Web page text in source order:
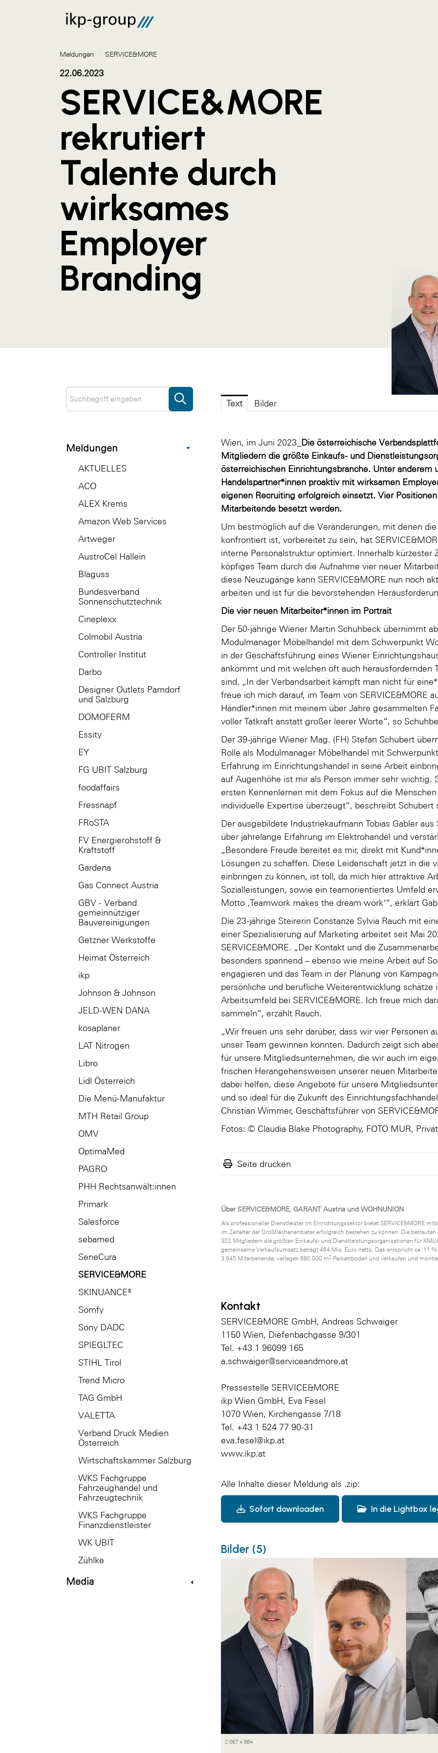
Meldungen
AKTUELLES
ACO
ALEX Krems
Amazon Web Services
Artweger
AustroCel Hallein
Blaguss
Bundesverband
Sonnenschutztechnik
Cineplexx
Colmobil Austria
Controller Institut
Darbo
Designer Outlets Parndorf
und Salzburg
DOMOFERM
Essity
EY
FG UBIT Salzburg
foodaffairs
Fressnapf
FRoSTA
FV Energierohstoff &
Kraftstoff
Gardena
Gas Connect Austria
GBV - Verband
gemeinnütziger
Bauvereinigungen
Getzner Werkstoffe
Heimat Österreich
ikp
Johnson & Johnson
JELD-WEN DANA
kosaplaner
LAT Nitrogen
Libro
Lidl Österreich
Die Menü-Manufaktur
MTH Retail Group
OMV
OptimaMed
PAGRO
PHH Rechtsanwält:innen
Primark
Salesforce
sebamed
SeneCura
SERVICE&MORE
SKINUANCE®
Somfy
Sony DADC
SPIEGLTEC
STIHL Tirol
Trend Micro
TAG GmbH
VALETTA
Verband Druck Medien
Österreich
Wirtschaftskammer Salzburg
WKS Fachgruppe
Fahrzeughandel und
Fahrzeugtechnik
WKS Fachgruppe
Finanzdienstleister
WK UBIT
Zühlke
Media
Meldungen / SERVICE&MORE
22.06.2023
SERVICE&MORE
rekrutiert
Talente durch
wirksames
Employer
Branding
Text Bilder
Wien, im Juni 2023_ Die österreichische
Mitgliedern die größte Einkaufs- und
österreichischen Einrichtungsbranche. Unter anderem
Handelspartner*innen proaktiv mit wirksamen
eigenen Recruiting erfolgreich einsetzt. Vier
Mitarbeitende besetzt werden.
Um bestmöglich auf die Veränderungen, mit denen
konfrontiert ist, vorbereitet zu sein, hat
interne Personalstruktur optimiert. Innerhalb kürzester
köpfiges Team durch die Aufnahme vier neuer
diese Neuzugänge kann SERVICE&MORE nun noch
arbeiten und ist für die bevorstehenden
Die vier neuen Mitarbeiter*innen im Portrait
Der 50-jährige Wiener Martin Schuhbeck übernimmt
Modulmanager Möbelhandel mit dem Schwerpunkt
in der Geschäftsführung eines Wiener
ankommt und mit welchen oft auch herausfordernden
sind. „In der Verbandsarbeit kämpft man nicht für
freue ich mich darauf, im Team von SERVICE&MORE
Händler*innen mit meinem über Jahre gesammelten
voller Tatkraft anstatt großer leerer Worte“, so
Der 39-jährige Wiener Mag. (FH) Stefan Schubert
Rolle als Modulmanager Möbelhandel mit
Erfahrung im Einrichtungshandel in seine Arbeit
auf Augenhöhe ist mir als Person immer sehr wichtig.
ersten Kennenlernen mit dem Fokus auf die
individuelle Expertise überzeugt“, beschreibt Schubert
Der ausgebildete Industriekaufmann Tobias Gabler
über jahrelange Erfahrung im Elektrohandel und
„Besondere Freude bereitet es mir, direkt mit
Lösungen zu schaffen. Diese Leidenschaft jetzt in die
einbringen zu können, ist toll, da mich hier attraktive
Sozialleistungen, sowie ein teamorientiertes Umfeld
Motto ‚Teamwork makes the dream work‘“, erklärt
Die 23-jährige Steirerin Constanze Sylvia Rauch mit
einer Spezialisierung auf Marketing arbeitet seit Mai
SERVICE&MORE. „Der Kontakt und die
besonders spannend – ebenso wie meine Arbeit auf
engagieren und das Team in der Planung von
persönliche und berufliche Weiterentwicklung schätze
Arbeitsumfeld bei SERVICE&MORE. Ich freue mich
sammeln“, erzählt Rauch.
„Wir freuen uns sehr darüber, dass wir vier Personen
unser Team gewinnen konnten. Dadurch zeigt sich
für unsere Mitgliedsunternehmen, die wir auch im
frischen Herangehensweisen unserer neuen
dabei helfen, diese Angebote für unsere
und so ideal für die Zukunft des
Christian Wimmer, Geschäftsführer von
Fotos: © Claudia Blake Photography, FOTO MUR,
Seite drucken
Über SERVICE&MORE, GARANT Austria und WOHNUNION
Als professioneller Dienstleister im Einrichtungssektor bietet SERVICE&MORE
im Zeitalter der Großflächenanbieter erfolgreich bestehen zu können. Die
302 Mitgliedern die größten Einkaufs- und Dienstleistungsorganisationen für
gemeinsame Verkaufsumsatz beträgt 464 Mio. Euro netto. Das entspricht ca. 11
3.645 Mitarbeitende, verlegen 680.000 m2 Parkettboden und verkaufen und
Kontakt
SERVICE&MORE GmbH, Andreas Schwaiger
1150 Wien, Diefenbachgasse 9/301
Tel. +43 1 96099 165
a.schwaiger@serviceandmore.at
Pressestelle SERVICE&MORE
ikp Wien GmbH, Eva Fesel
1070 Wien, Kirchengasse 7/18
Tel. +43 1 524 77 90-31
eva.fesel@ikp.at
www.ikp.at
Alle Inhalte dieser Meldung als .zip:
Sofort downloaden In die Lightbox
Bilder (5)
2 067 x 984